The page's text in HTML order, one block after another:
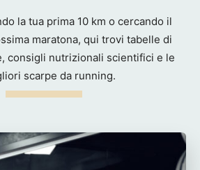
la tua prima 10 km o cercando il
maratona, qui trovi tabelle di
consigli nutrizionali scientifici e le
scarpe da running.